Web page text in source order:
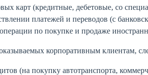
карт (кредитные, дебетовые, со
платежей и переводов (с
по покупке и продаже
корпоративным клиентам,
(на покупку автотранспорта,